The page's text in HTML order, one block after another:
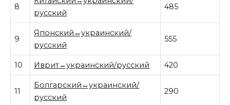
8
русский
485
9
Японский↔украинский/
русский
555
10 Иврит↔украинский/русский 420
11
Болгарский↔украинский/
русский
290